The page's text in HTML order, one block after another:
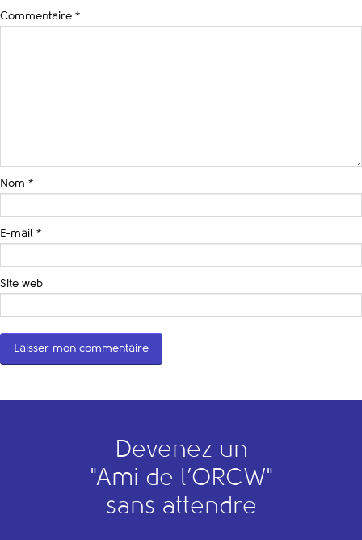
Commentaire *
Nom *
E-mail *
Site web
Devenez un
"Ami de l’ORCW"
sans attendre